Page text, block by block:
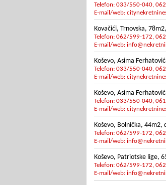
Telefon: 033/550-040,
E-mail/web:
Kovačići, Trnovska,
Telefon: 062/599-172,
E-mail/web:
Koševo, Asima
Telefon: 033/550-040,
E-mail/web:
Koševo, Asima
Telefon: 033/550-040,
E-mail/web:
Koševo, Bolnička,
Telefon: 062/599-172,
E-mail/web:
Koševo, Patriotske lige,
Telefon: 062/599-172,
E-mail/web: